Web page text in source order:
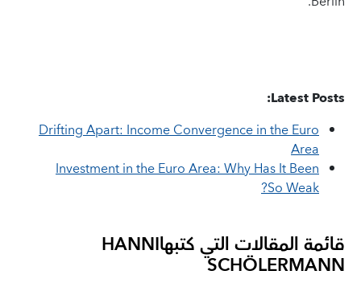
Latest Posts:
Drifting Apart: Income Convergence in the Euro
Area
Investment in the Euro Area: Why Has It Been
So Weak?
قائمة المقالات التي كتبهاHANNI
SCHÖLERMANN